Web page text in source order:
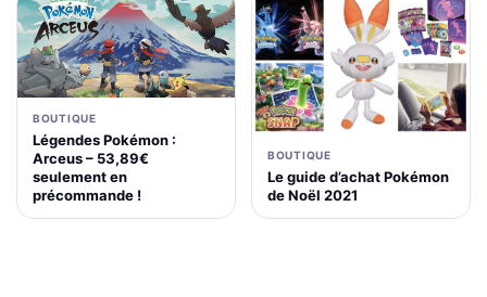
BOUTIQUE
Légendes Pokémon :
Arceus – 53,89€
seulement en
précommande !
BOUTIQUE
Le guide d’achat Pokémon
de Noël 2021